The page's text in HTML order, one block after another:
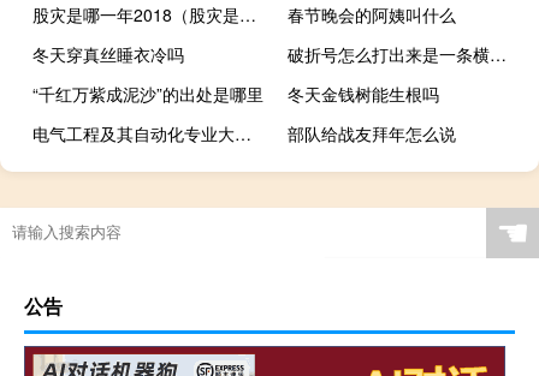
股灾是哪一年2018（股灾是哪一年）
春节晚会的阿姨叫什么
冬天穿真丝睡衣冷吗
破折号怎么打出来是一条横线（破折号怎么打出来）
“千红万紫成泥沙”的出处是哪里
冬天金钱树能生根吗
电气工程及其自动化专业大学排名 电气工程及其自动化排名
部队给战友拜年怎么说
☚
公告